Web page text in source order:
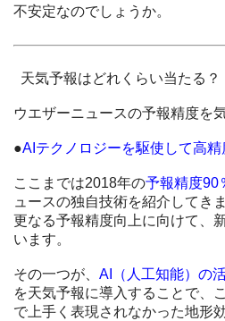
不安定なのでしょうか。
天気予報はどれくらい当たる？
ウエザーニュースの予報精度を
●AIテクノロジーを駆使して高精
ここまでは2018年の予報精度90
ュースの独自技術を紹介してき
更なる予報精度向上に向けて、
います。
その一つが、AI（人工知能）の
を天気予報に導入することで、
で上手く表現されなかった地形